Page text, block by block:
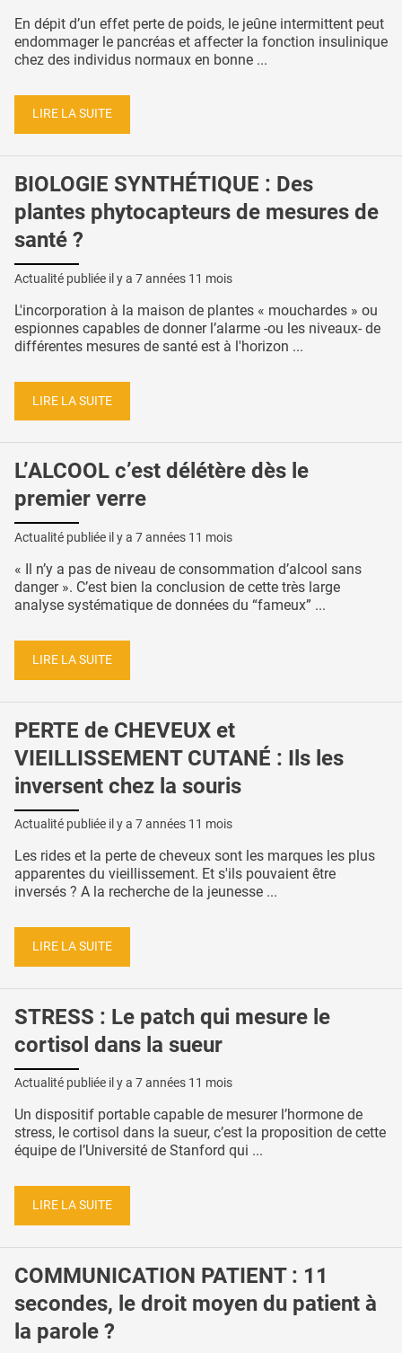
En dépit d’un effet perte de poids, le jeûne intermittent peut
endommager le pancréas et affecter la fonction insulinique
chez des individus normaux en bonne ...
LIRE LA SUITE
BIOLOGIE SYNTHÉTIQUE : Des
plantes phytocapteurs de mesures de
santé ?
Actualité publiée il y a 7 années 11 mois
L'incorporation à la maison de plantes « mouchardes » ou
espionnes capables de donner l’alarme -ou les niveaux- de
différentes mesures de santé est à l'horizon ...
LIRE LA SUITE
L’ALCOOL c’est délétère dès le
premier verre
Actualité publiée il y a 7 années 11 mois
« Il n’y a pas de niveau de consommation d’alcool sans
danger ». C’est bien la conclusion de cette très large
analyse systématique de données du “fameux” ...
LIRE LA SUITE
PERTE de CHEVEUX et
VIEILLISSEMENT CUTANÉ : Ils les
inversent chez la souris
Actualité publiée il y a 7 années 11 mois
Les rides et la perte de cheveux sont les marques les plus
apparentes du vieillissement. Et s'ils pouvaient être
inversés ? A la recherche de la jeunesse ...
LIRE LA SUITE
STRESS : Le patch qui mesure le
cortisol dans la sueur
Actualité publiée il y a 7 années 11 mois
Un dispositif portable capable de mesurer l’hormone de
stress, le cortisol dans la sueur, c’est la proposition de cette
équipe de l’Université de Stanford qui ...
LIRE LA SUITE
COMMUNICATION PATIENT : 11
secondes, le droit moyen du patient à
la parole ?